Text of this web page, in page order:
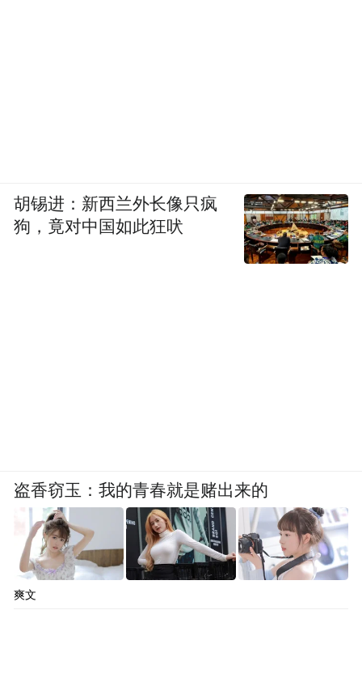
胡锡进：新西兰外长像只疯
狗，竟对中国如此狂吠
盗香窃玉：我的青春就是赌出来的
爽文